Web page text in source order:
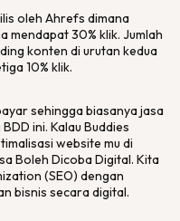
oleh Ahrefs dimana
mendapat 30% klik. Jumlah
konten di urutan kedua
10% klik.
sehingga biasanya jasa
ini. Kalau Buddies
website mu di
Boleh Dicoba Digital. Kita
(SEO) dengan
bisnis secara digital.